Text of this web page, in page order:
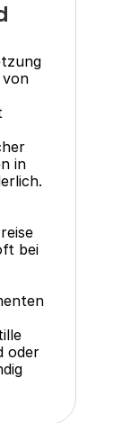
in
bei
oder